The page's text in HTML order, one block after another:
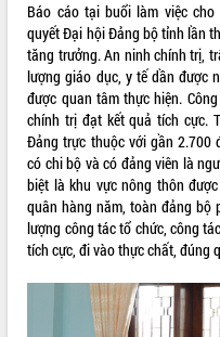
VIDEO
Báo cáo tại buổi làm việc
quyết Đại hội Đảng bộ tỉnh lần
tăng trưởng. An ninh chính trị,
lượng giáo dục, y tế dần được
được quan tâm thực hiện.
chính trị đạt kết quả tích cực.
Đảng trực thuộc với gần 2.700
có chi bộ và có đảng viên là
biệt là khu vực nông thôn
quân hàng năm, toàn đảng bộ
lượng công tác tổ chức, công
tích cực, đi vào thực chất, đúng